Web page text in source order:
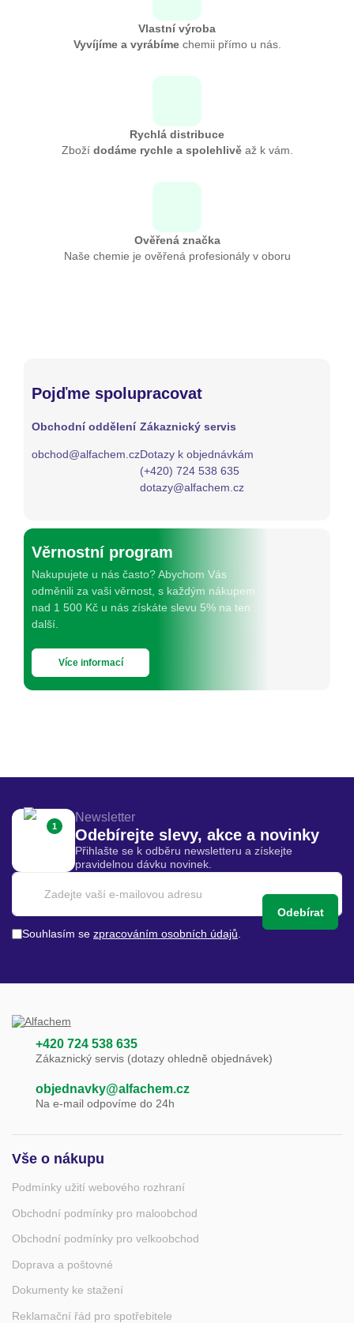
Vlastní výroba
Vyvíjíme a vyrábímechemii přímo u nás.
Rychlá distribuce
Zboží dodáme rychle a spolehlivěaž k vám.
Ověřená značka
Naše chemie je ověřená profesionály v oboru
Pojďme spolupracovat
Obchodní oddělení
obchod@alfachem.cz
Zákaznický servis
Dotazy k objednávkám
(+420) 724 538 635
dotazy@alfachem.cz
Věrnostní program
Nakupujete u nás často? Abychom Vás
odměnili za vaši věrnost, s každým nákupem
nad 1 500 Kč u nás získáte slevu 5% na ten
další.
Více informací
1
Newsletter
Odebírejte slevy, akce a novinky
Přihlašte se k odběru newsletteru a získejte
pravidelnou dávku novinek.
Odebírat
Souhlasím se zpracováním osobních údajů
+420 724 538 635
Zákaznický servis (dotazy ohledně objednávek)
objednavky@alfachem.cz
Na e-mail odpovíme do 24h
Vše o nákupu
Podmínky užití webového rozhraní
Obchodní podmínky pro maloobchod
Obchodní podmínky pro velkoobchod
Doprava a poštovné
Dokumenty ke stažení
Reklamační řád pro spotřebitele